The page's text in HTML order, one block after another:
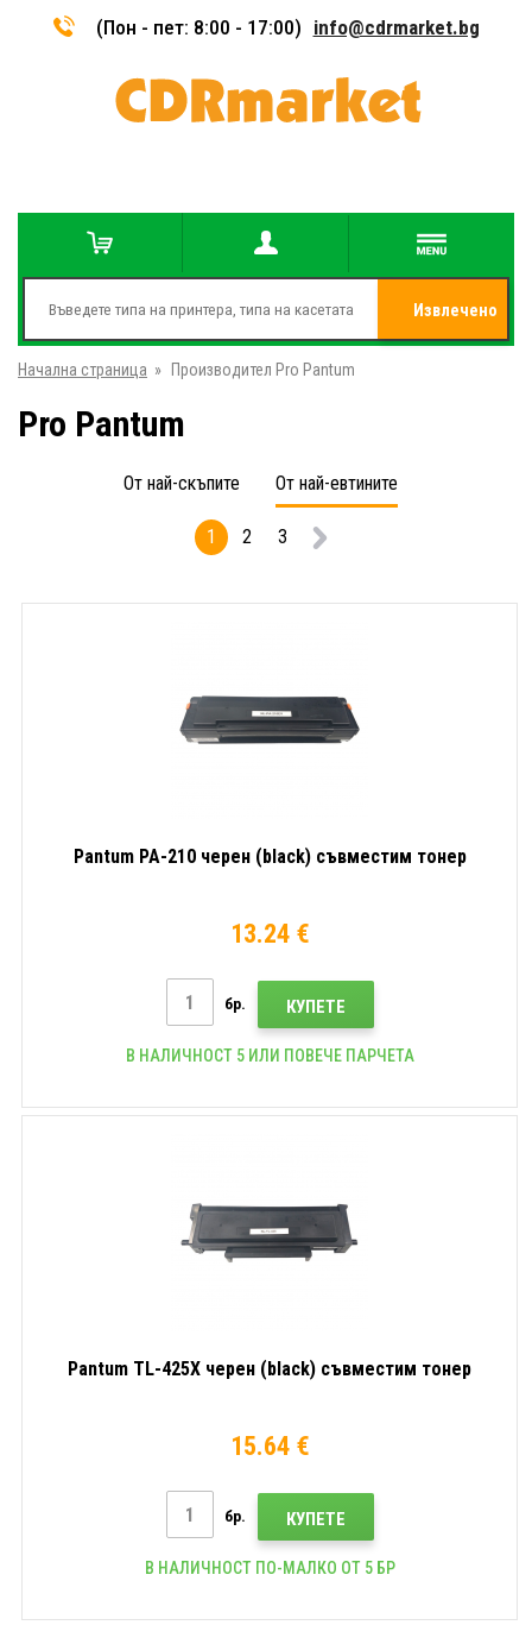
(Пон - пет: 8:00 - 17:00) info@cdrmarket.bg
Извлечено
Начална страница » Производител Pro Pantum
Pro Pantum
От най-скъпите От най-евтините
1 2 3
Pantum PA-210 черен (black) съвместим тонер
13.24 €
бр. КУПЕТЕ
В НАЛИЧНОСТ 5 ИЛИ ПОВЕЧЕ ПАРЧЕТА
Pantum TL-425X черен (black) съвместим тонер
15.64 €
бр. КУПЕТЕ
В НАЛИЧНОСТ ПО-МАЛКО ОТ 5 БР